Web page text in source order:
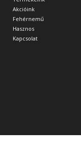
Akcióink
Fehérnemű
Hasznos
Kapcsolat